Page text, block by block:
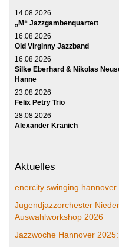
14.08.2026
„M“ Jazzgambenquartett
16.08.2026
Old Virginny Jazzband
16.08.2026
Silke Eberhard & Nikolas
Hanne
23.08.2026
Felix Petry Trio
28.08.2026
Alexander Kranich
Aktuelles
enercity swinging hannover
Jugendjazzorchester
Auswahlworkshop 2026
Jazzwoche Hannover